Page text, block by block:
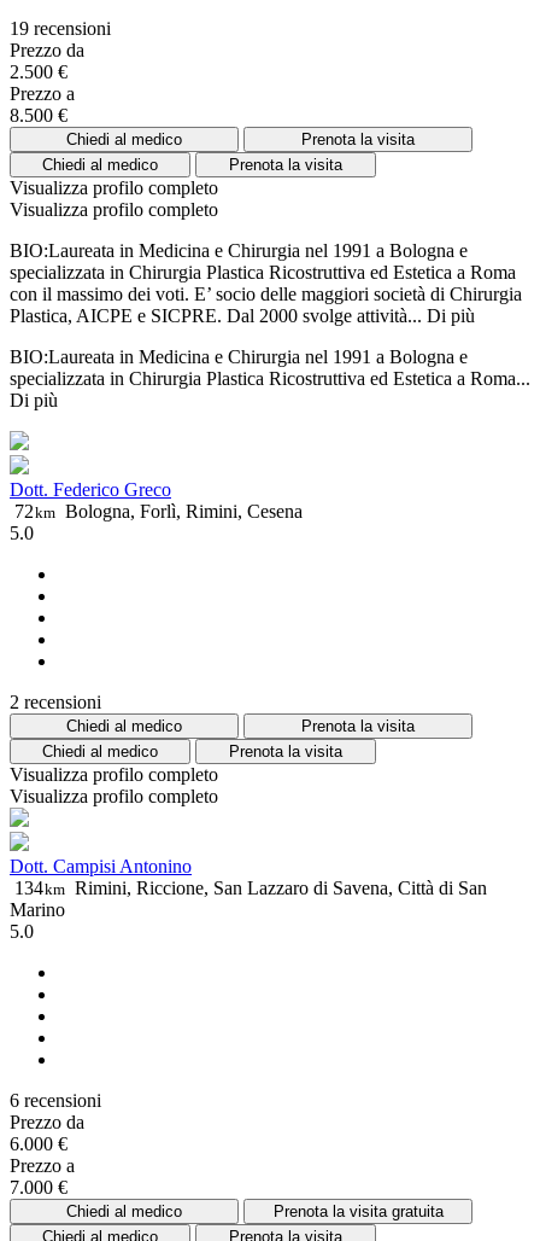
19 recensioni
Prezzo da
2.500 €
Prezzo a
8.500 €
Chiedi al medico
Prenota la visita
Chiedi al medico
Prenota la visita
Visualizza profilo completo
Visualizza profilo completo
BIO:Laureata in Medicina e Chirurgia nel 1991 a Bologna e
specializzata in Chirurgia Plastica Ricostruttiva ed Estetica a Roma
con il massimo dei voti. E’ socio delle maggiori società di Chirurgia
Plastica, AICPE e SICPRE. Dal 2000 svolge attività... Di più
BIO:Laureata in Medicina e Chirurgia nel 1991 a Bologna e
specializzata in Chirurgia Plastica Ricostruttiva ed Estetica a Roma...
Di più
Dott. Federico Greco
72km Bologna, Forlì, Rimini, Cesena
5.0
2 recensioni
Chiedi al medico
Prenota la visita
Chiedi al medico
Prenota la visita
Visualizza profilo completo
Visualizza profilo completo
Dott. Campisi Antonino
134km Rimini, Riccione, San Lazzaro di Savena, Città di San
Marino
5.0
6 recensioni
Prezzo da
6.000 €
Prezzo a
7.000 €
Chiedi al medico
Prenota la visita gratuita
Chiedi al medico
Prenota la visita